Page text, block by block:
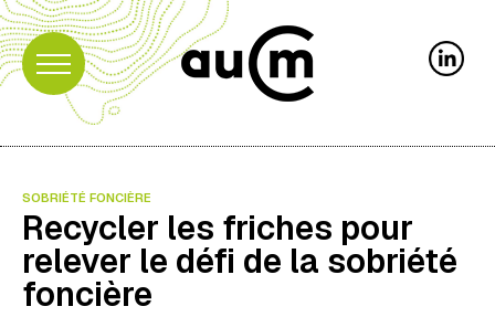
SOBRIÉTÉ FONCIÈRE
Recycler les friches pour
relever le défi de la sobriété
foncière